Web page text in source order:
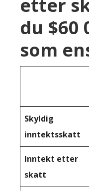
etter
du $60
som
Skyldig
inntektsskatt
Inntekt etter
skatt